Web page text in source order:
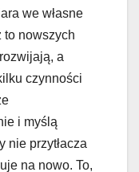
we własne
to nowszych
a
czynności
i myślą
nie przytłacza
na nowo. To,